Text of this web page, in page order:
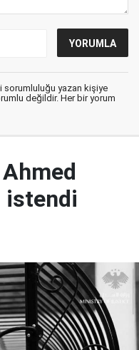
sorumluluğu yazan kişiye
değildir. Her bir yorum
istendi